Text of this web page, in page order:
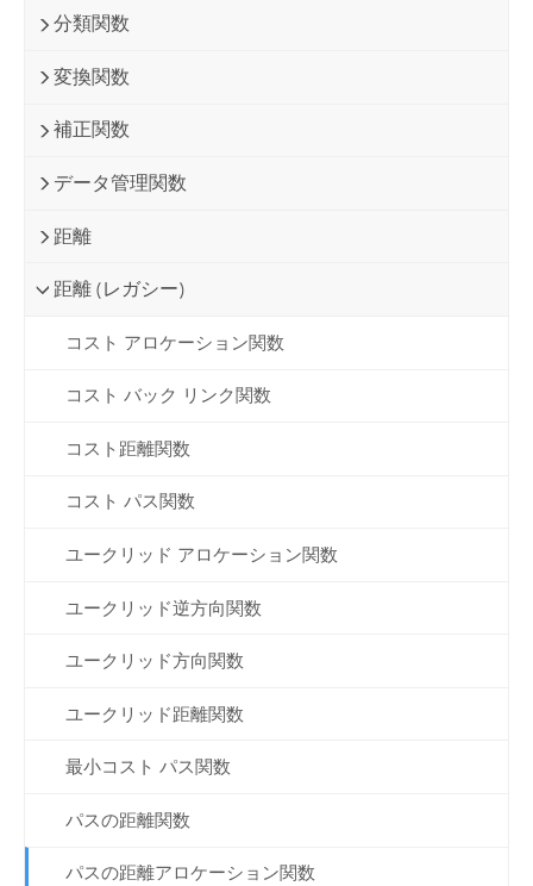
分類関数
変換関数
補正関数
データ管理関数
距離
距離 (レガシー)
コスト アロケーション関数
コスト バック リンク関数
コスト距離関数
コスト パス関数
ユークリッド アロケーション関数
ユークリッド逆方向関数
ユークリッド方向関数
ユークリッド距離関数
最小コスト パス関数
パスの距離関数
パスの距離アロケーション関数